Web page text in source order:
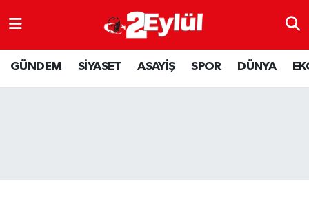
GÜNDEM SİYASET ASAYİŞ SPOR DÜNYA
ASAYİŞ
DÜNYA
Nöbetçi Eczaneler
Hava Durumu